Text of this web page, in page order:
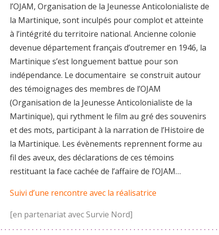
l’OJAM, Organisation de la Jeunesse Anticolonialiste de
la Martinique, sont inculpés pour complot et atteinte
à l’intégrité du territoire national. Ancienne colonie
devenue département français d’outremer en 1946, la
Martinique s’est longuement battue pour son
indépendance. Le documentaire se construit autour
des témoignages des membres de l’OJAM
(Organisation de la Jeunesse Anticolonialiste de la
Martinique), qui rythment le film au gré des souvenirs
et des mots, participant à la narration de l’Histoire de
la Martinique. Les évènements reprennent forme au
fil des aveux, des déclarations de ces témoins
restituant la face cachée de l’affaire de l’OJAM…
Suivi d’une rencontre avec la réalisatrice
[en partenariat avec Survie Nord]